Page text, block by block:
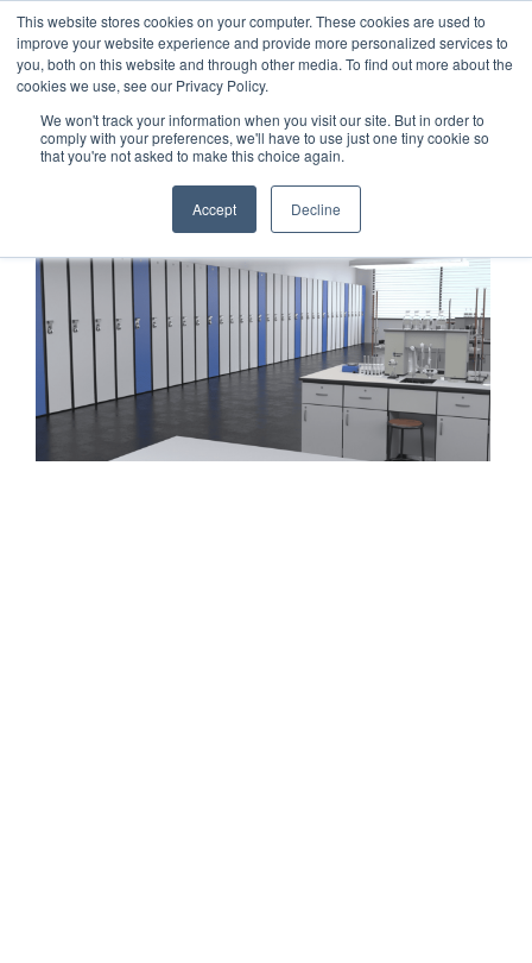
This website stores cookies on your computer. These cookies are used to
improve your website experience and provide more personalized services to
you, both on this website and through other media. To find out more about the
cookies we use, see our Privacy Policy.
We won't track your information when you visit our site. But in order to
comply with your preferences, we'll have to use just one tiny cookie so
that you're not asked to make this choice again.
Accept Decline
1-855-444-0588